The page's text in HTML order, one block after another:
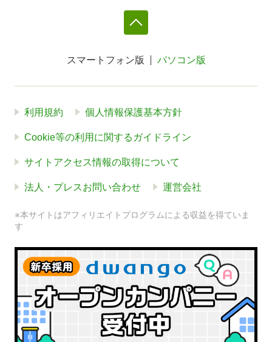
スマートフォン版 パソコン版
利用規約 個人情報保護基本方針
Cookie等の利用に関するガイドライン
サイトアクセス情報の取得について
法人・プレスお問い合わせ 運営会社
※本サイトはアフィリエイトプログラムによる収益を得ていま
す